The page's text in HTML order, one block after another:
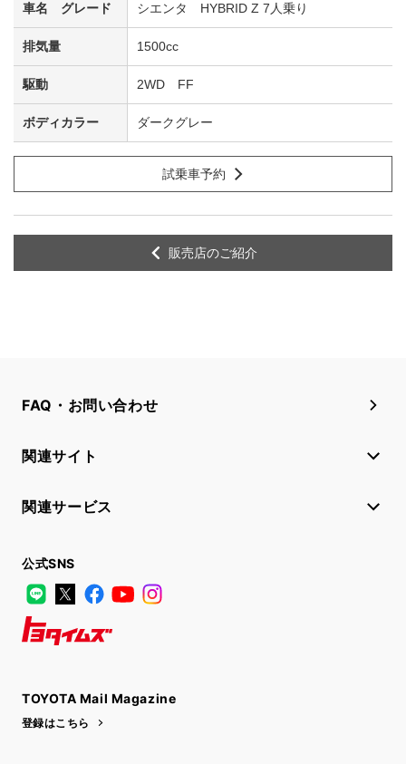
シエンタ HYBRID Z 7人乗り
1500cc
2WD FF
ダークグレー
試乗車予約
販売店のご紹介
FAQ・お問い合わせ
関連サイト
関連サービス
公式SNS
LINE
X FacebookYouTube
TOYOTA Mail Magazine
登録はこちら